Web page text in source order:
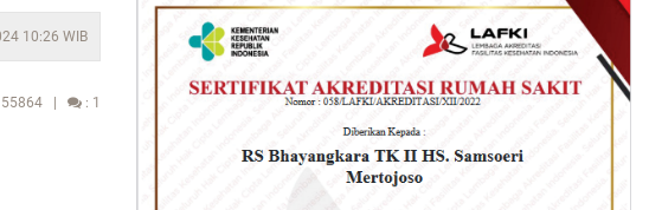
10:26 WIB
55864 | : 1